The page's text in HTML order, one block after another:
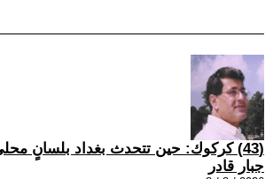
(43) كركوك: حين تتحدث بغداد بلسانٍ محلي
جبار قادر